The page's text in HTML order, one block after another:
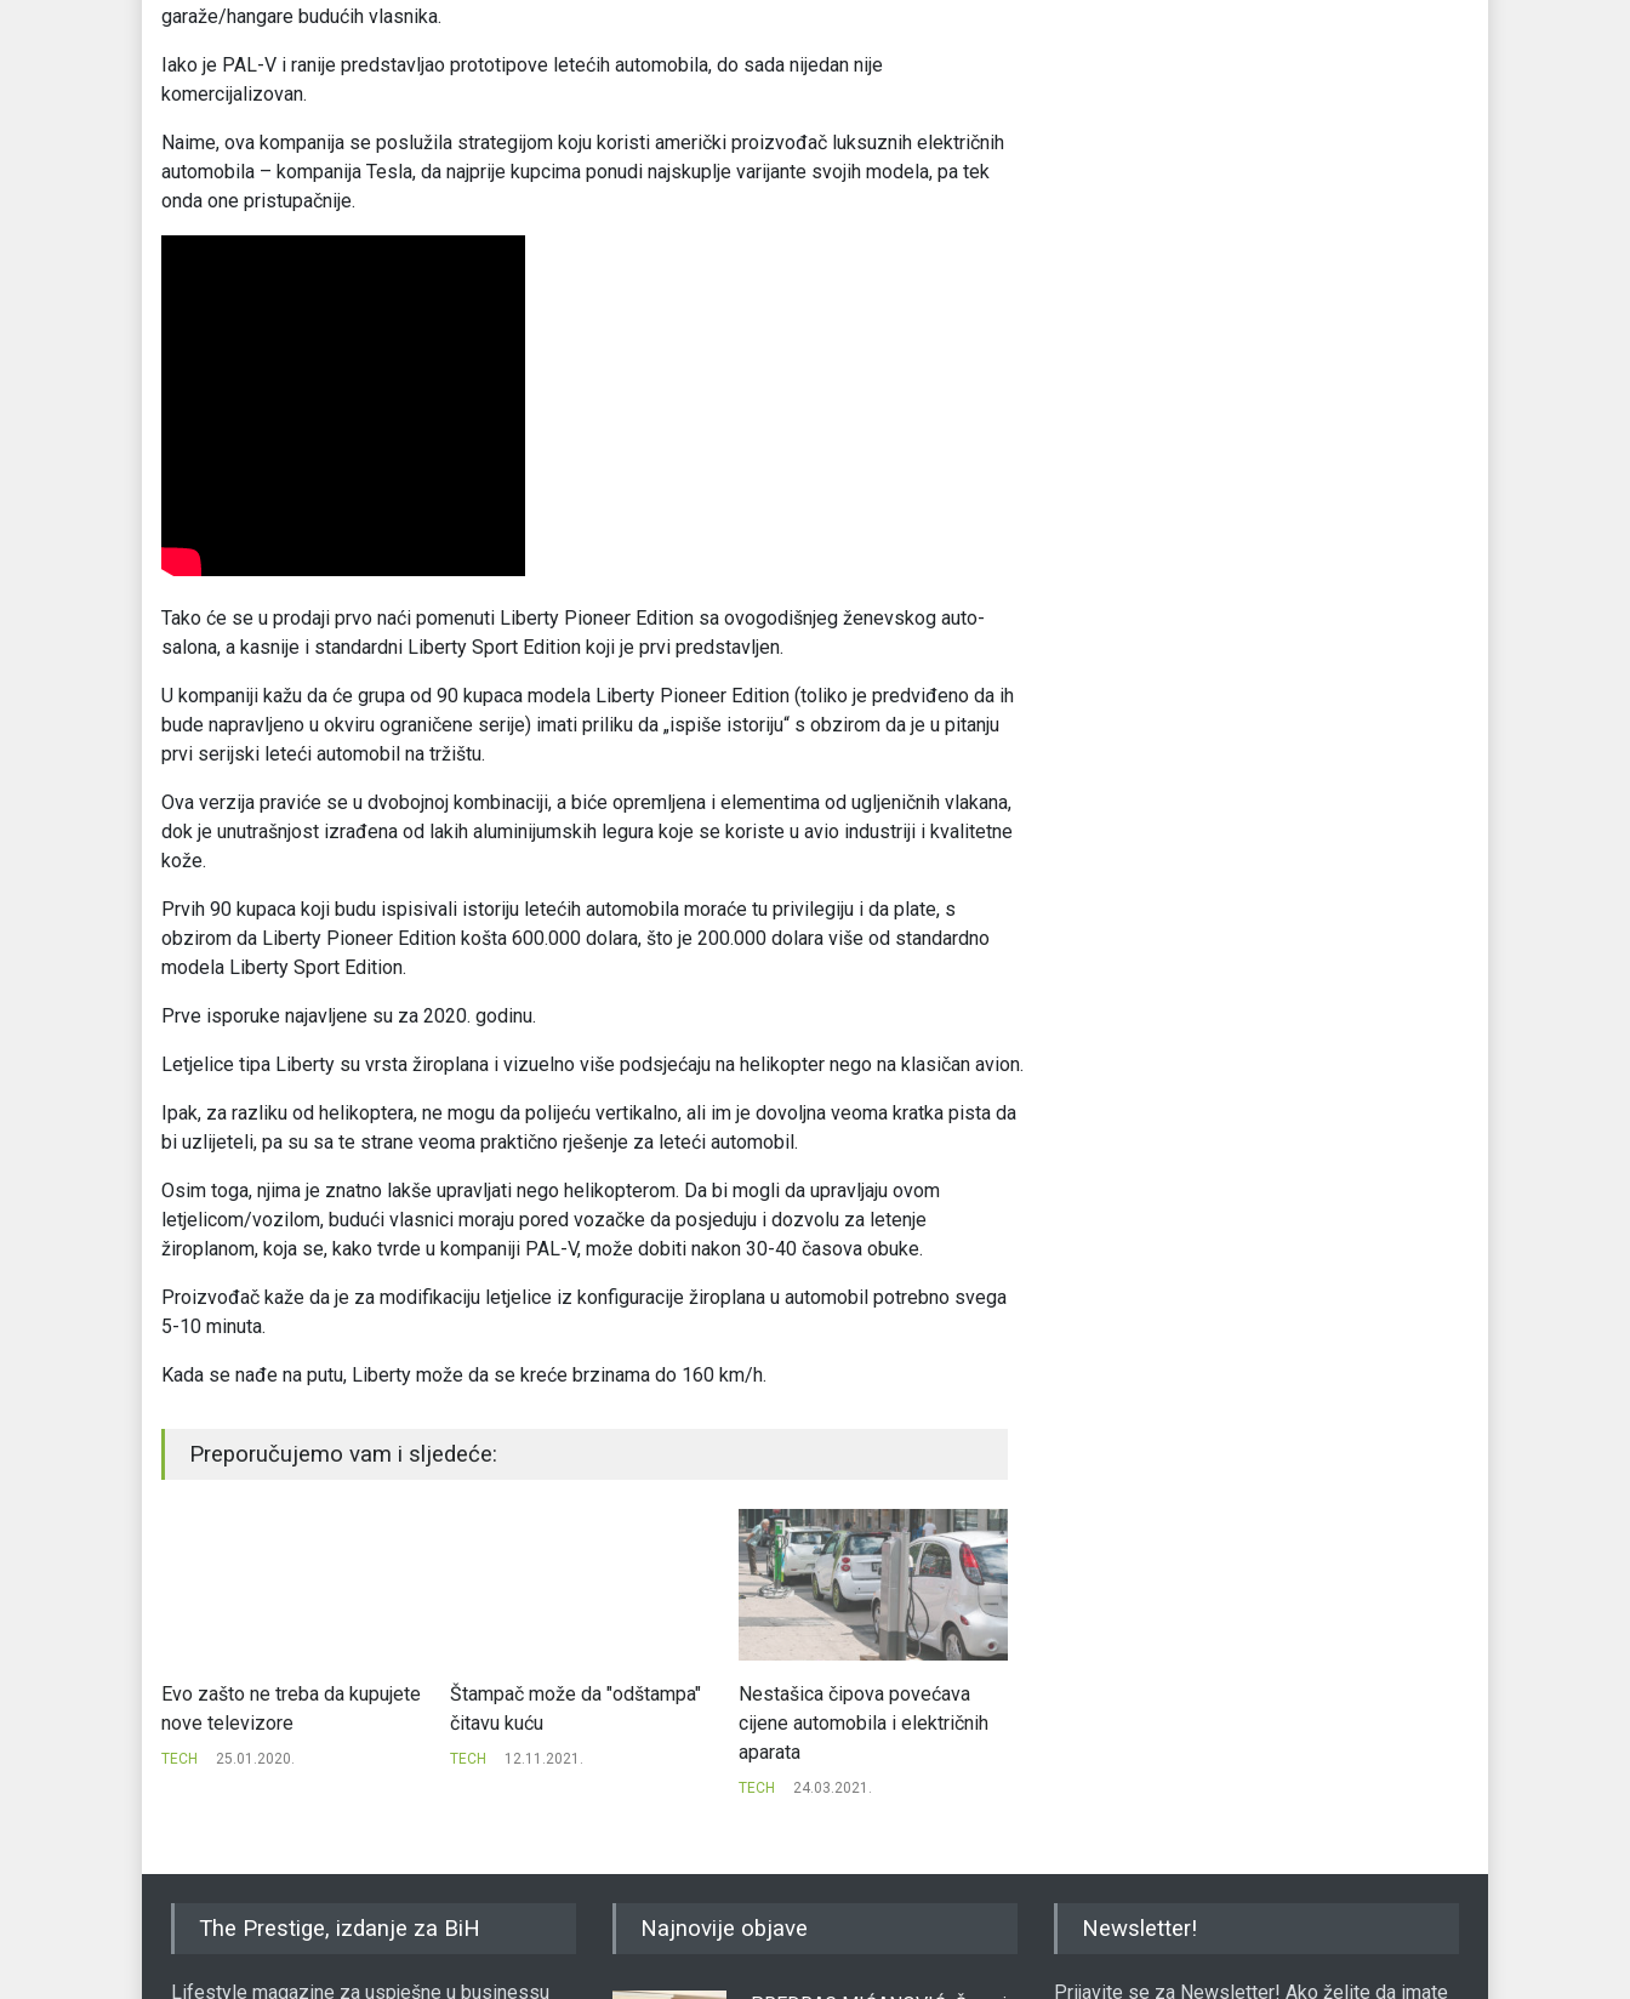
garaže/hangare budućih vlasnika.
Iako je PAL-V i ranije predstavljao prototipove letećih automobila, do sada nijedan nije
komercijalizovan.
Naime, ova kompanija se poslužila strategijom koju koristi američki proizvođač luksuznih električnih
automobila – kompanija Tesla, da najprije kupcima ponudi najskuplje varijante svojih modela, pa tek
onda one pristupačnije.
Tako će se u prodaji prvo naći pomenuti Liberty Pioneer Edition sa ovogodišnjeg ženevskog auto-
salona, a kasnije i standardni Liberty Sport Edition koji je prvi predstavljen.
U kompaniji kažu da će grupa od 90 kupaca modela Liberty Pioneer Edition (toliko je predviđeno da ih
bude napravljeno u okviru ograničene serije) imati priliku da „ispiše istoriju“ s obzirom da je u pitanju
prvi serijski leteći automobil na tržištu.
Ova verzija praviće se u dvobojnoj kombinaciji, a biće opremljena i elementima od ugljeničnih vlakana,
dok je unutrašnjost izrađena od lakih aluminijumskih legura koje se koriste u avio industriji i kvalitetne
kože.
Prvih 90 kupaca koji budu ispisivali istoriju letećih automobila moraće tu privilegiju i da plate, s
obzirom da Liberty Pioneer Edition košta 600.000 dolara, što je 200.000 dolara više od standardno
modela Liberty Sport Edition.
Prve isporuke najavljene su za 2020. godinu.
Letjelice tipa Liberty su vrsta žiroplana i vizuelno više podsjećaju na helikopter nego na klasičan avion.
Ipak, za razliku od helikoptera, ne mogu da polijeću vertikalno, ali im je dovoljna veoma kratka pista da
bi uzlijeteli, pa su sa te strane veoma praktično rješenje za leteći automobil.
Osim toga, njima je znatno lakše upravljati nego helikopterom. Da bi mogli da upravljaju ovom
letjelicom/vozilom, budući vlasnici moraju pored vozačke da posjeduju i dozvolu za letenje
žiroplanom, koja se, kako tvrde u kompaniji PAL-V, može dobiti nakon 30-40 časova obuke.
Proizvođač kaže da je za modifikaciju letjelice iz konfiguracije žiroplana u automobil potrebno svega
5-10 minuta.
Kada se nađe na putu, Liberty može da se kreće brzinama do 160 km/h.
Preporučujemo vam i sljedeće:
Evo zašto ne treba da kupujete
nove televizore
TECH 25.01.2020.
Štampač može da "odštampa"
čitavu kuću
TECH 12.11.2021.
Nestašica čipova povećava
cijene automobila i električnih
aparata
TECH 24.03.2021.
The Prestige, izdanje za BiH
Lifestyle magazine za uspješne u businessu
Najnovije objave Newsletter!
Prijavite se za Newsletter! Ako želite da imate